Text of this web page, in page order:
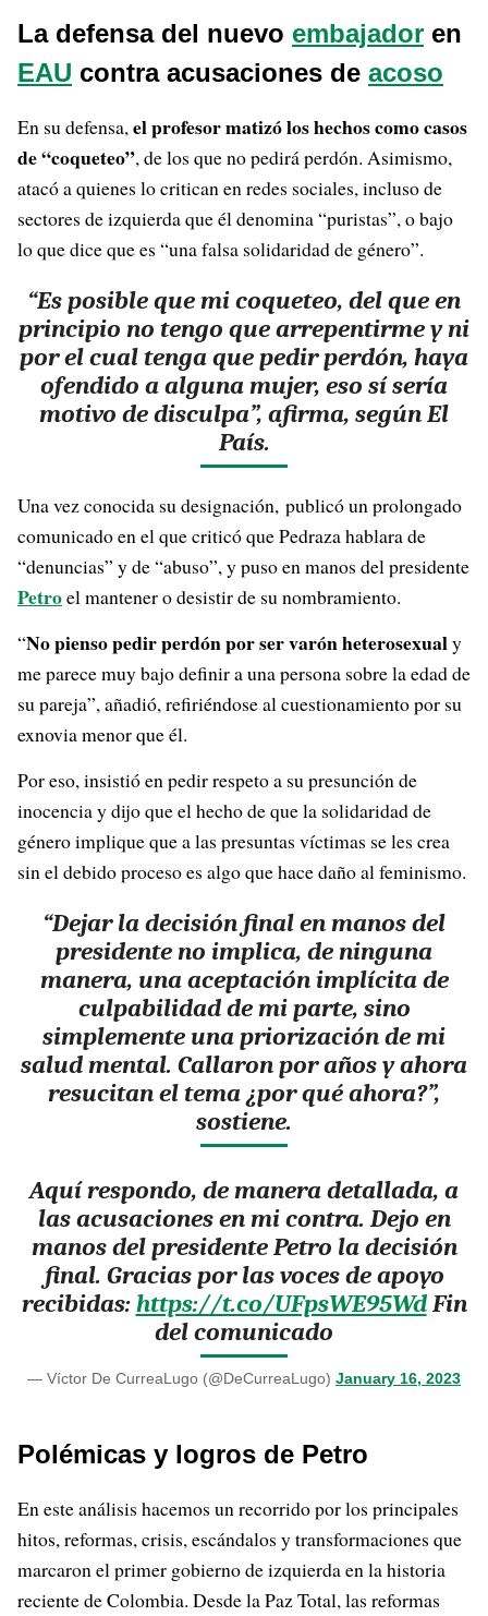
La defensa del nuevo embajador en
EAU contra acusaciones de acoso
En su defensa,el profesor matizó los hechos como casos
de “coqueteo”, de los que no pedirá perdón. Asimismo,
atacó a quienes lo critican en redes sociales, incluso de
sectores de izquierda que él denomina “puristas”, o bajo
lo que dice que es “una falsa solidaridad de género”.
“Es posible que mi coqueteo, del que en
principio no tengo que arrepentirme y ni
por el cual tenga que pedir perdón, haya
ofendido a alguna mujer, eso sí sería
motivo de disculpa”, afirma, según El
País.
Una vez conocida su designación, publicó un prolongado
comunicado en el que criticó que Pedraza hablara de
“denuncias” y de “abuso”, y puso en manos del presidente
Petroel mantener o desistir de su nombramiento.
“No pienso pedir perdón por ser varón heterosexualy
me parece muy bajo definir a una persona sobre la edad de
su pareja”, añadió, refiriéndose al cuestionamiento por su
exnovia menor que él.
Por eso, insistió en pedir respeto a su presunción de
inocencia y dijo que el hecho de que la solidaridad de
género implique que a las presuntas víctimas se les crea
sin el debido proceso es algo que hace daño al feminismo.
“Dejar la decisión final en manos del
presidente no implica, de ninguna
manera, una aceptación implícita de
culpabilidad de mi parte, sino
simplemente una priorización de mi
salud mental. Callaron por años y ahora
resucitan el tema ¿por qué ahora?”,
sostiene.
Aquí respondo, de manera detallada, a
las acusaciones en mi contra. Dejo en
manos del presidente Petro la decisión
final. Gracias por las voces de apoyo
recibidas:https://t.co/UFpsWE95WdFin
del comunicado
— Víctor De CurreaLugo (@DeCurreaLugo) January 16, 2023
Polémicas y logros de Petro
En este análisis hacemos un recorrido por los principales
hitos, reformas, crisis, escándalos y transformaciones que
marcaron el primer gobierno de izquierda en la historia
reciente de Colombia. Desde la Paz Total, las reformas